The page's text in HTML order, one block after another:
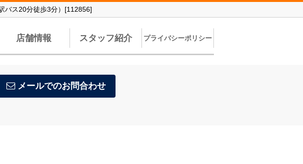
バス20分徒歩3分）[112856]
店舗情報 スタッフ紹介 プライバシーポリシー
メールでのお問合わせ